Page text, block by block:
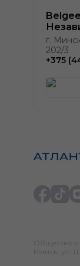
г.
202/3
+375
Общество
Минск, ул.